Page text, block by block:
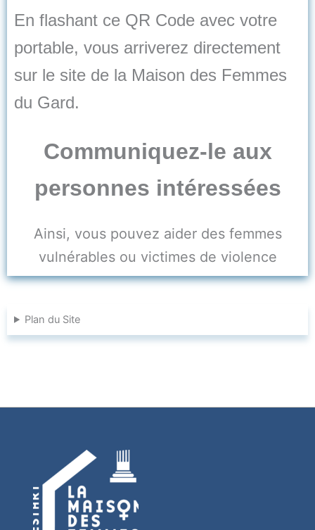
En flashant ce QR Code avec votre
portable, vous arriverez directement
sur le site de la Maison des Femmes
du Gard.
Communiquez-le aux
personnes intéressées
Ainsi, vous pouvez aider des femmes
vulnérables ou victimes de violence
Plan du Site